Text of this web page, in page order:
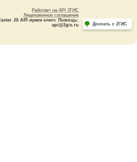
Работает на API 2ГИС
Лицензионное соглашение
JS API нужен ключ. Помощь:
api@2gis.ru
Доехать с 2ГИС